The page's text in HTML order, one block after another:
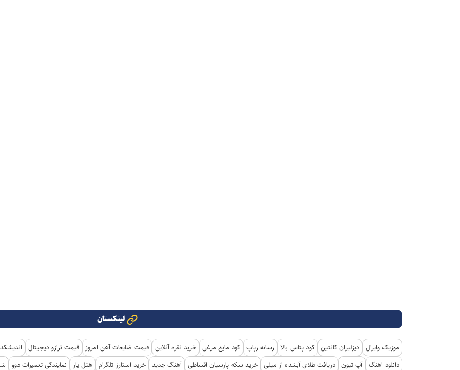
لینکستان
موزیک وایرال دیزلیران کانتین کود پتاس بالا رسانه رپاپ کود مایع مرغی خرید نقره آنلاین قیمت ضایعات آهن امروز قیمت ترازو دیجیتال
دانلود اهنگ آپ تیون دریافت طلای آبشده از میلی خرید سکه پارسیان اقساطی آهنگ جدید خرید استارز تلگرام هتل یار نمایندگی تعمیرات دوو